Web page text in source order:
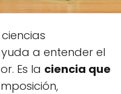
a entender el
Es la ciencia que